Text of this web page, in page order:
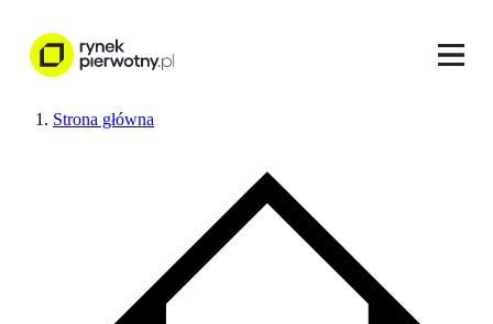
Strona główna